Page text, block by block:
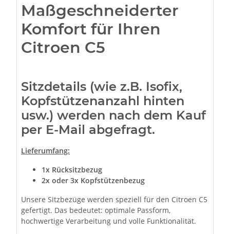
Maßgeschneiderter
Komfort für Ihren
Citroen C5
Sitzdetails (wie z.B. Isofix,
Kopfstützenanzahl hinten
usw.) werden nach dem Kauf
per E-Mail abgefragt.
Lieferumfang:
1x Rücksitzbezug
2x oder 3x Kopfstützenbezug
Unsere Sitzbezüge werden speziell für den Citroen C5
gefertigt. Das bedeutet: optimale Passform,
hochwertige Verarbeitung und volle Funktionalität.